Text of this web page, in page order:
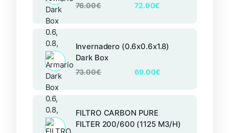
76.00€ 72.00€
Invernadero (0.6x0.6x1.8)
Dark Box
73.00€ 69.00€
FILTRO CARBON PURE
FILTER 200/600 (1125 M3/H)